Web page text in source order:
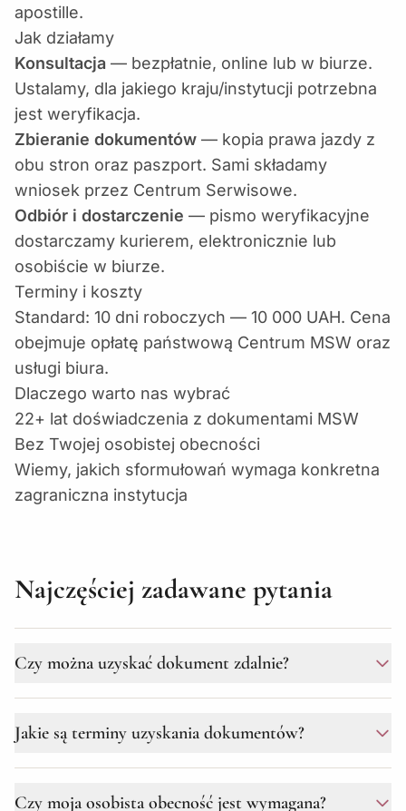
apostille.
Jak działamy
Konsultacja — bezpłatnie, online lub w biurze.
Ustalamy, dla jakiego kraju/instytucji potrzebna
jest weryfikacja.
Zbieranie dokumentów — kopia prawa jazdy z
obu stron oraz paszport. Sami składamy
wniosek przez Centrum Serwisowe.
Odbiór i dostarczenie — pismo weryfikacyjne
dostarczamy kurierem, elektronicznie lub
osobiście w biurze.
Terminy i koszty
Standard: 10 dni roboczych — 10 000 UAH. Cena
obejmuje opłatę państwową Centrum MSW oraz
usługi biura.
Dlaczego warto nas wybrać
22+ lat doświadczenia z dokumentami MSW
Bez Twojej osobistej obecności
Wiemy, jakich sformułowań wymaga konkretna
zagraniczna instytucja
Najczęściej zadawane pytania
Czy można uzyskać dokument zdalnie?
sporządzisz notarialne pełnomocnictwo u dowolnego
Jakie są terminy uzyskania dokumentów?
dokumentów z Ukrainy. Uzyskanie z zagranicy (np.
Czy moja osobista obecność jest wymagana?